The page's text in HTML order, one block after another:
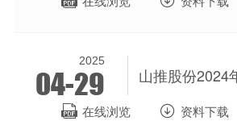
2025
04-29
 在线浏览  资料下载